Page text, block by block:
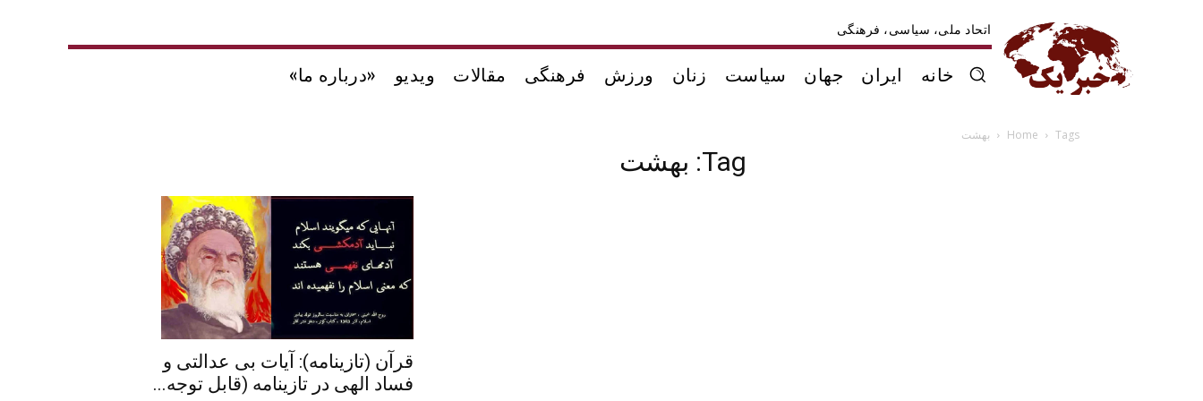
اتحاد ملی، سیاسی، فرهنگی
خانه ایران جهان سیاست زنان ورزش فرهنگی مقالات ویدیو «درباره ما»
Home Tags بهشت
Tag: بهشت
قرآن (تازینامه): آیات بی عدالتی و
فساد الهی در تازینامه (قابل توجه...